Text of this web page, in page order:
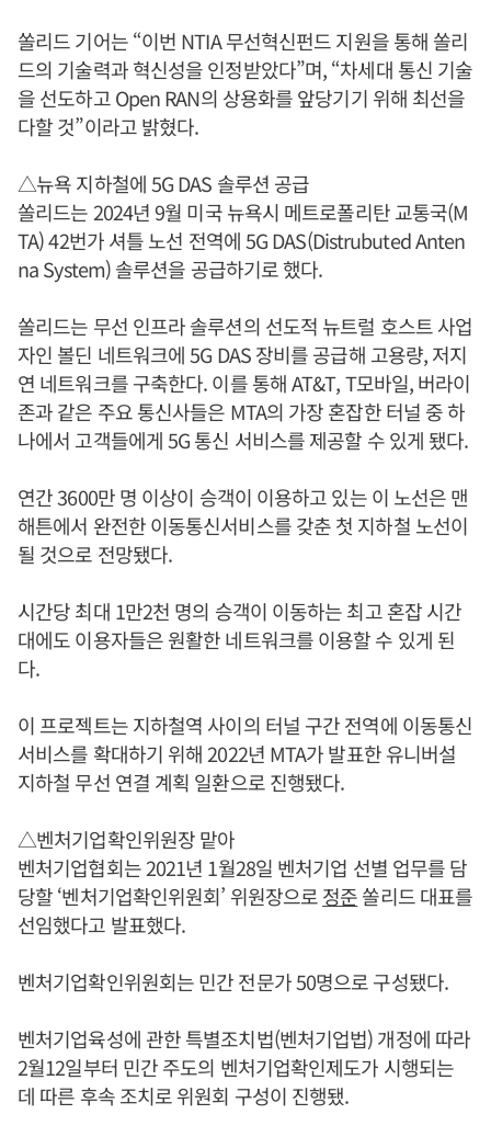
쏠리드 기어는 “이번 NTIA 무선혁신펀드 지원을 통해 쏠리
드의 기술력과 혁신성을 인정받았다”며, “차세대 통신 기술
을 선도하고 Open RAN의 상용화를 앞당기기 위해 최선을
다할 것”이라고 밝혔다.
△뉴욕 지하철에 5G DAS 솔루션 공급
쏠리드는 2024년 9월 미국 뉴욕시 메트로폴리탄 교통국(M
TA) 42번가 셔틀 노선 전역에 5G DAS(Distrubuted Anten
na System) 솔루션을 공급하기로 했다.
쏠리드는 무선 인프라 솔루션의 선도적 뉴트럴 호스트 사업
자인 볼딘 네트워크에 5G DAS 장비를 공급해 고용량, 저지
연 네트워크를 구축한다. 이를 통해 AT&T, T모바일, 버라이
존과 같은 주요 통신사들은 MTA의 가장 혼잡한 터널 중 하
나에서 고객들에게 5G 통신 서비스를 제공할 수 있게 됐다.
연간 3600만 명 이상이 승객이 이용하고 있는 이 노선은 맨
해튼에서 완전한 이동통신서비스를 갖춘 첫 지하철 노선이
될 것으로 전망됐다.
시간당 최대 1만2천 명의 승객이 이동하는 최고 혼잡 시간
대에도 이용자들은 원활한 네트워크를 이용할 수 있게 된
다.
이 프로젝트는 지하철역 사이의 터널 구간 전역에 이동통신
서비스를 확대하기 위해 2022년 MTA가 발표한 유니버설
지하철 무선 연결 계획 일환으로 진행됐다.
△벤처기업확인위원장 맡아
벤처기업협회는 2021년 1월28일 벤처기업 선별 업무를 담
당할 ‘벤처기업확인위원회’ 위원장으로정준쏠리드 대표를
선임했다고 발표했다.
벤처기업확인위원회는 민간 전문가 50명으로 구성됐다.
벤처기업육성에 관한 특별조치법(벤처기업법) 개정에 따라
2월12일부터 민간 주도의 벤처기업확인제도가 시행되는
데 따른 후속 조치로 위원회 구성이 진행됐.